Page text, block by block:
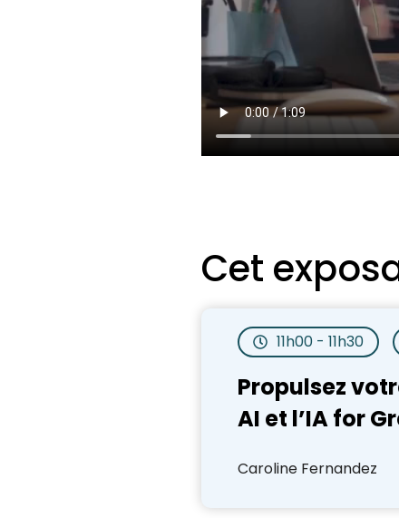
Cet
11h00 - 11h30
Propulsez
AI et l’IA for
Caroline Fernandez